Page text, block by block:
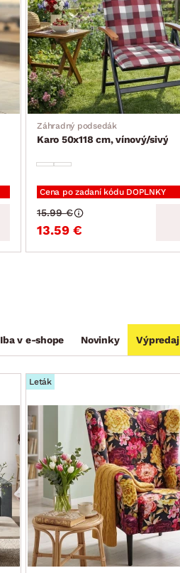
Záhradný podsedák
Karo 50x118 cm, vínový/sivý
Cena po zadaní kódu DOPLNKY
13.59 €
15.99 €
Iba v e-shope Novinky Výpredaj
Leták